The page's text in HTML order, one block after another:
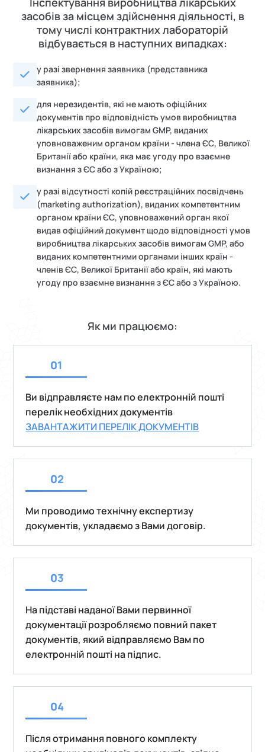
засобів за місцем здійснення діяльності, в
тому числі контрактних лабораторій
відбувається в наступних випадках:
у разі звернення заявника (представника
заявника);
для нерезидентів, які не мають офіційних
документів про відповідність умов виробництва
лікарських засобів вимогам GMP, виданих
уповноваженим органом країни - члена ЄС, Великої
Британії або країни, яка має угоду про взаємне
визнання з ЄС або з Україною;
у разі відсутності копій реєстраційних посвідчень
(marketing authorization), виданих компетентним
органом країни ЄС, уповноважений орган якої
видав офіційний документ щодо відповідності умов
виробництва лікарських засобів вимогам GMP, або
виданих компетентними органами інших країн -
членів ЄС, Великої Британії або країн, які мають
угоду про взаємне визнання з ЄС або з Україною.
Як ми працюємо:
Ви відправляєте нам по електронній пошті
перелік необхідних документів
ЗАВАНТАЖИТИ ПЕРЕЛІК ДОКУМЕНТІВ
Ми проводимо технічну експертизу
документів, укладаємо з Вами договір.
На підставі наданої Вами первинної
документації розробляємо повний пакет
документів, який відправляємо Вам по
електронній пошті на підпис.
Після отримання повного комплекту